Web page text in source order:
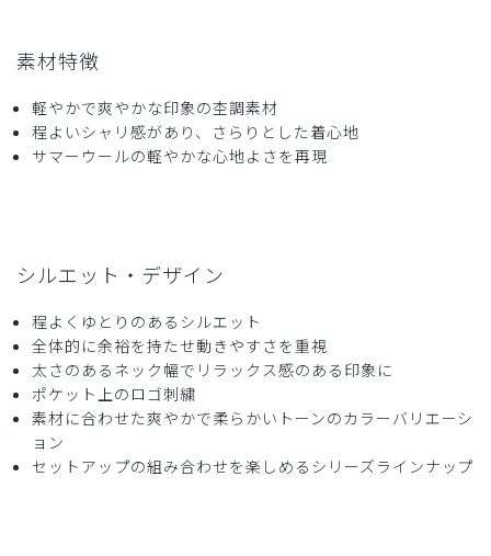
たまご様
購入確認済み
年齢:30代 身長:171-175cm 体重:86kg以上
したい方は、いつとよりワンサイズ上のパンツを選ぶと良い
商品：324メンズ:スクラブトップス・TRO/フォグブル
ー/L
役に立った 1
素材特徴
軽やかで爽やかな印象の杢調素材
程よいシャリ感があり、さらりとした着心地
サマーウールの軽やかな心地よさを再現
シルエット・デザイン
程よくゆとりのあるシルエット
全体的に余裕を持たせ動きやすさを重視
太さのあるネック幅でリラックス感のある印象に
ポケット上のロゴ刺繍
素材に合わせた爽やかで柔らかいトーンのカラーバリエーシ
ョン
セットアップの組み合わせを楽しめるシリーズラインナップ